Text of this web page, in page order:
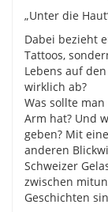
„Unter die
Dabei bezieht
Tattoos,
Lebens auf
wirklich ab?
Was sollte
Arm hat? Und
geben? Mit
anderen
Schweizer
zwischen
Geschichten